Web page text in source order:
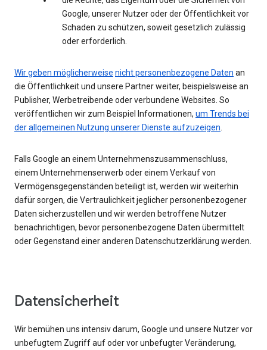
Google, unserer Nutzer oder der Öffentlichkeit vor
Schaden zu schützen, soweit gesetzlich zulässig
oder erforderlich.
Wir geben möglicherweise nicht personenbezogene Daten an
die Öffentlichkeit und unsere Partner weiter, beispielsweise an
Publisher, Werbetreibende oder verbundene Websites. So
veröffentlichen wir zum Beispiel Informationen, um Trends bei
der allgemeinen Nutzung unserer Dienste aufzuzeigen.
Falls Google an einem Unternehmenszusammenschluss,
einem Unternehmenserwerb oder einem Verkauf von
Vermögensgegenständen beteiligt ist, werden wir weiterhin
dafür sorgen, die Vertraulichkeit jeglicher personenbezogener
Daten sicherzustellen und wir werden betroffene Nutzer
benachrichtigen, bevor personenbezogene Daten übermittelt
oder Gegenstand einer anderen Datenschutzerklärung werden.
Datensicherheit
Wir bemühen uns intensiv darum, Google und unsere Nutzer vor
unbefugtem Zugriff auf oder vor unbefugter Veränderung,